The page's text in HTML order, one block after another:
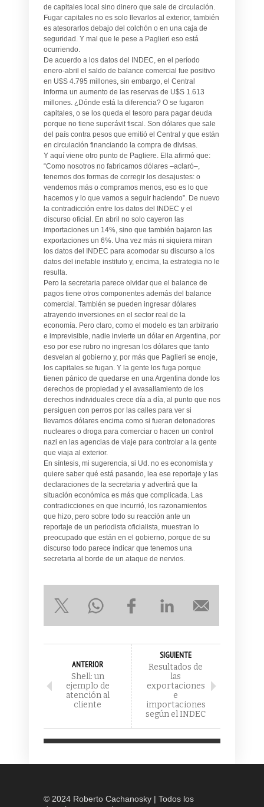
de capitales local sino dinero que sale de circulación.
Fugar capitales no es solo llevarlos al exterior, también
es atesorarlos debajo del colchón o en una caja de
seguridad. Y mal que le pese a Paglieri eso está
ocurriendo.
De acuerdo a los datos del INDEC, en el período
enero-abril el saldo de balance comercial fue positivo
en U$S 4.795 millones, sin embargo, el Central
informa un aumento de las reservas de U$S 1.613
millones. ¿Dónde está la diferencia? O se fugaron
capitales, o se los queda el tesoro para pagar deuda
porque no tiene superávit fiscal. Son dólares que sale
del país contra pesos que emitió el Central y que están
en circulación financiando la compra de divisas.
Y aquí viene otro punto de Pagliere. Ella afirmó que:
“Como nosotros no fabricamos dólares –aclaró–,
tenemos dos formas de corregir los desajustes: o
vendemos más o compramos menos, eso es lo que
hacemos y lo que vamos a seguir haciendo”. De nuevo
la contradicción entre los datos del INDEC y el
discurso oficial. En abril no solo cayeron las
importaciones un 14%, sino que también bajaron las
exportaciones un 6%. Una vez más ni siquiera miran
los datos del INDEC para acomodar su discurso a los
datos del inefable instituto y, encima, la estrategia no le
resulta.
Pero la secretaria parece olvidar que el balance de
pagos tiene otros componentes además del balance
comercial. También se pueden ingresar dólares
atrayendo inversiones en el sector real de la
economía. Pero claro, como el modelo es tan arbitrario
e imprevisible, nadie invierte un dólar en Argentina, por
eso por ese rubro no ingresan los dólares que tanto
desvelan al gobierno y, por más que Paglieri se enoje,
los capitales se fugan. Y la gente los fuga porque
tienen pánico de quedarse en una Argentina donde los
derechos de propiedad y el avasallamiento de los
derechos individuales crece día a día, al punto que nos
persiguen con perros por las calles para ver si
llevamos dólares encima como si fueran detonadores
nucleares o droga para comerciar o hacen un control
nazi en las agencias de viaje para controlar a la gente
que viaja al exterior.
En síntesis, mi sugerencia, si Ud. no es economista y
quiere saber qué está pasando, lea ese reportaje y las
declaraciones de la secretaria y advertirá que la
situación económica es más que complicada. Las
contradicciones en que incurrió, los razonamientos
que hizo, pero sobre todo su reacción ante un
reportaje de un periodista oficialista, muestran lo
preocupado que están en el gobierno, porque de su
discurso todo parece indicar que tenemos una
secretaria al borde de un ataque de nervios.
ANTERIOR
Shell: un
ejemplo de
atención al
cliente
SIGUIENTE
Resultados de
las
exportaciones
e
importaciones
según el INDEC
© 2024 Roberto Cachanosky | Todos los